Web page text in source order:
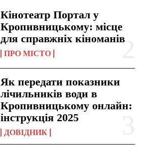
Кінотеатр Портал у
Кропивницькому: місце
для справжніх кіноманів
ПРО МІСТО
Як передати показники
лічильників води в
Кропивницькому онлайн:
інструкція 2025
ДОВІДНИК